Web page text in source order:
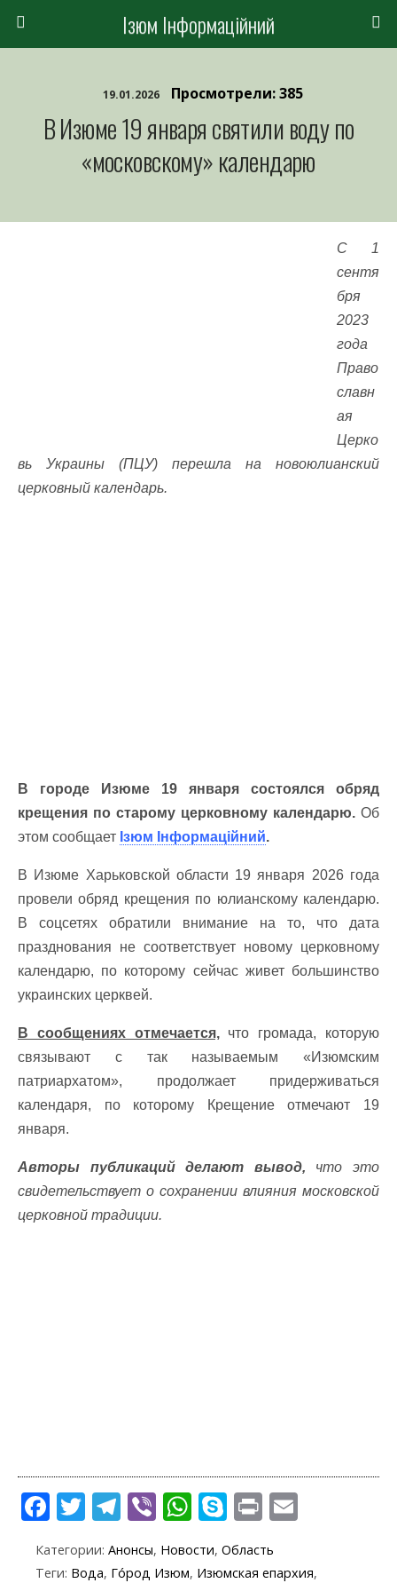
Ізюм Інформаційний
19.01.2026 Просмотрели: 385
В Изюме 19 января святили воду по
«московскому» календарю
С 1
сентя
бря
2023
года
Право
славн
ая
Церко
вь Украины (ПЦУ) перешла на новоюлианский
церковный календарь.
В городе Изюме 19 января состоялся обряд
крещения по старому церковному календарю. Об
этом сообщает Ізюм Інформаційний.
В Изюме Харьковской области 19 января 2026 года
провели обряд крещения по юлианскому календарю.
В соцсетях обратили внимание на то, что дата
празднования не соответствует новому церковному
календарю, по которому сейчас живет большинство
украинских церквей.
В сообщениях отмечается,что громада, которую
связывают с так называемым «Изюмским
патриархатом», продолжает придерживаться
календаря, по которому Крещение отмечают 19
января.
Авторы публикаций делают вывод, что это
свидетельствует о сохранении влияния московской
церковной традиции.
F
e
T
itt
T
e
Vi
er
W
at
S
k
y
Pr
t ai
Категории: Анонсы, Новости, Область
Теги: Вода, Го́род Изюм, Изюмская епархия,